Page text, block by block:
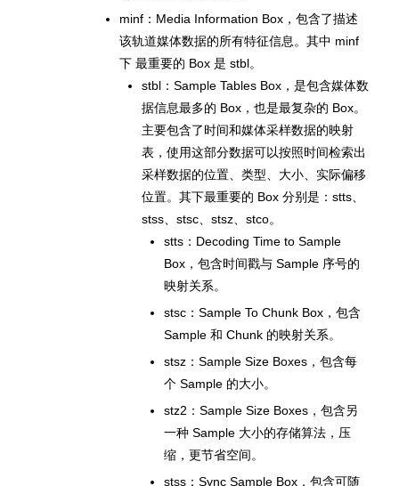
minf：Media Information Box，包含了描述
该轨道媒体数据的所有特征信息。其中 minf
下 最重要的 Box 是 stbl。
stbl：Sample Tables Box，是包含媒体数
据信息最多的 Box，也是最复杂的 Box。
主要包含了时间和媒体采样数据的映射
表，使用这部分数据可以按照时间检索出
采样数据的位置、类型、大小、实际偏移
位置。其下最重要的 Box 分别是：stts、
stss、stsc、stsz、stco。
stts：Decoding Time to Sample
Box，包含时间戳与 Sample 序号的
映射关系。
stsc：Sample To Chunk Box，包含
Sample 和 Chunk 的映射关系。
stsz：Sample Size Boxes，包含每
个 Sample 的大小。
stz2：Sample Size Boxes，包含另
一种 Sample 大小的存储算法，压
缩，更节省空间。
stss：Sync Sample Box，包含可随